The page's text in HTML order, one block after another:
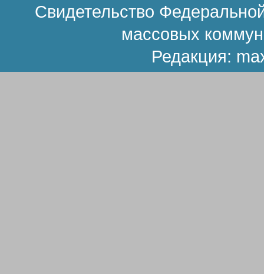
Свидетельство
массовых
Редакция: